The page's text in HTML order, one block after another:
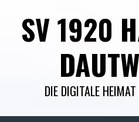
SV 1920
DIE DIGITALE